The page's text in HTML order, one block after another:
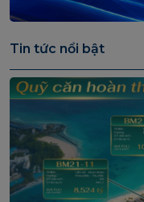
Tin tức nổi bật